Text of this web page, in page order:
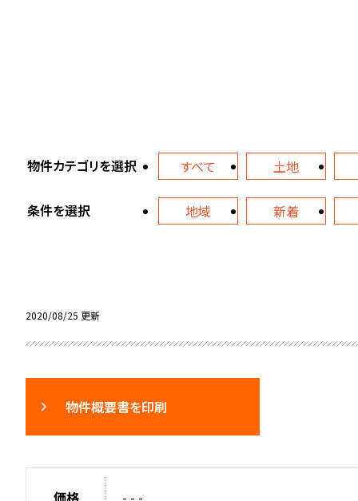
物件カテゴリを選択 すべて 土地
条件を選択 地域 新着
2020/08/25 更新
物件概要書を印刷
価格 - - -